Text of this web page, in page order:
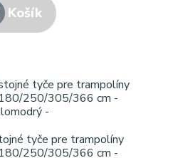
Košík
tyče pre trampolíny
250/305/366 cm -